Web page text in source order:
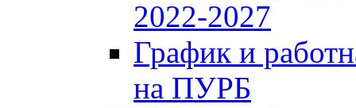
2022-2027
График и
на ПУРБ